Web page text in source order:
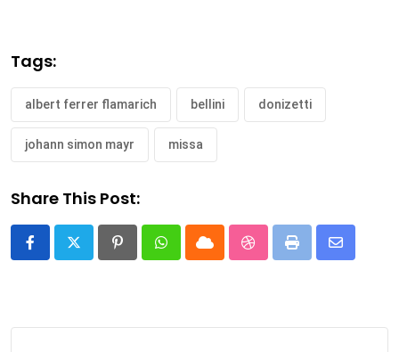
Tags:
albert ferrer flamarich bellini donizetti
johann simon mayr missa
Share This Post:
PinterestWhatsappCloud StumbleUpon
Print
Share